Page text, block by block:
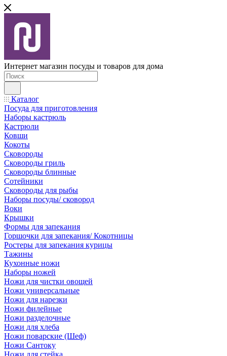
Интернет магазин посуды и товаров для дома
Каталог
Посуда для приготовления
Наборы кастрюль
Кастрюли
Ковши
Кокоты
Сковороды
Сковороды гриль
Сковороды блинные
Сотейники
Сковороды для рыбы
Наборы посуды/ сковород
Воки
Крышки
Формы для запекания
Горшочки для запекания/ Кокотницы
Ростеры для запекания курицы
Тажины
Кухонные ножи
Наборы ножей
Ножи для чистки овощей
Ножи универсальные
Ножи для нарезки
Ножи филейные
Ножи разделочные
Ножи для хлеба
Ножи поварские (Шеф)
Ножи Сантоку
Ножи для стейка